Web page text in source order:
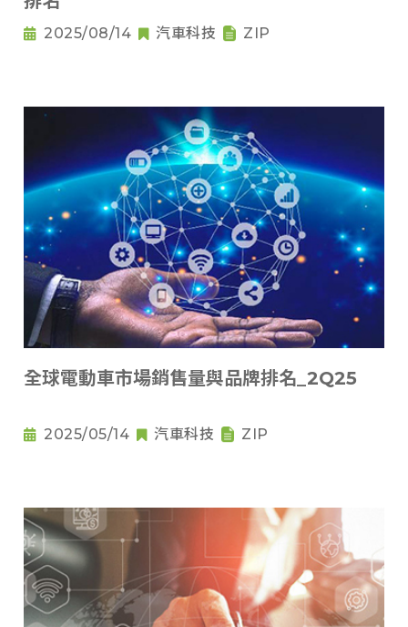
2025/08/14 汽車科技 ZIP
全球電動車市場銷售量與品牌排名_2Q25
2025/05/14 汽車科技 ZIP